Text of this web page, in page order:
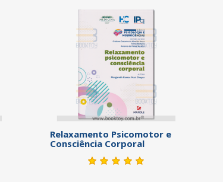
Relaxamento Psicomotor e
Consciência Corporal